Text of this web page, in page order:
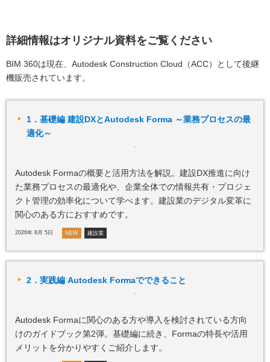
詳細情報はオリジナル資料をご覧ください
BIM 360は現在、Autodesk Construction Cloud（ACC）として後継
機販売されています。
1．基礎編 建設DXとAutodesk Forma ～業務プロセスの最
適化～
Autodesk Formaの概要と活用方法を解説。建設DX推進に向け
た業務プロセスの最適化や、企業全体での情報共有・プロジェ
クト管理の効率化について学べます。建設業のデジタル変革に
関心のある方におすすめです。
2026年 8月 5日 NEW 建設業
2．実践編 Autodesk Formaでできること
Autodesk Formaに関心のある方や導入を検討されている方向
けのガイドブック第2弾。基礎編に続き、Formaの特長や活用
メリットを分かりやすくご紹介します。